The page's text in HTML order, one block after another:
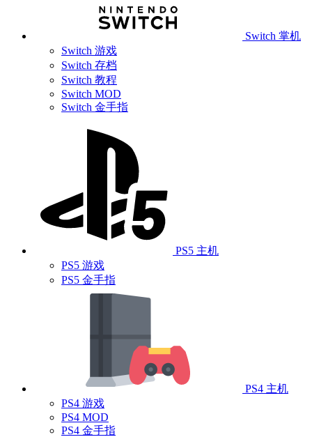
Switch 掌机
Switch 游戏
Switch 存档
Switch 教程
Switch MOD
Switch 金手指
PS5 主机
PS5 游戏
PS5 金手指
PS4 主机
PS4 游戏
PS4 MOD
PS4 金手指